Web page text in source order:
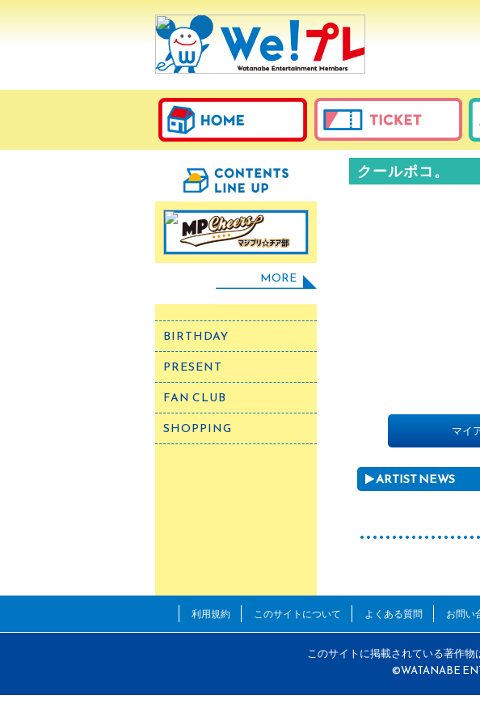
MORE
BIRTHDAY
PRESENT
FAN CLUB
SHOPPING
クールポコ。
マイ
ARTIST NEWS
利用規約 このサイトについて よくある質問 お問い
このサイトに掲載されている著作物
©WATANABE